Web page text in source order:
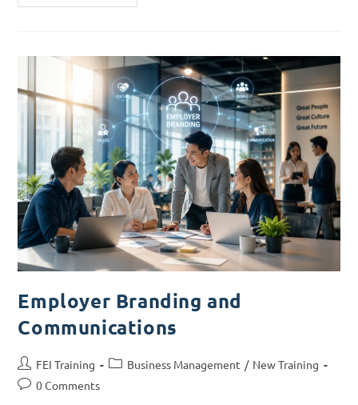
Employer Branding and
Communications
FEI Training Business Management / New Training
0 Comments